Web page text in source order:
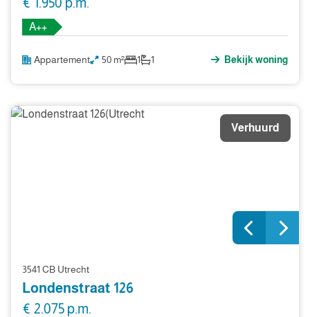
A++
Appartement 50 m² 1 1 Bekijk woning
Verhuurd
3541 CB Utrecht
Londenstraat 126
€ 2.075 p.m.